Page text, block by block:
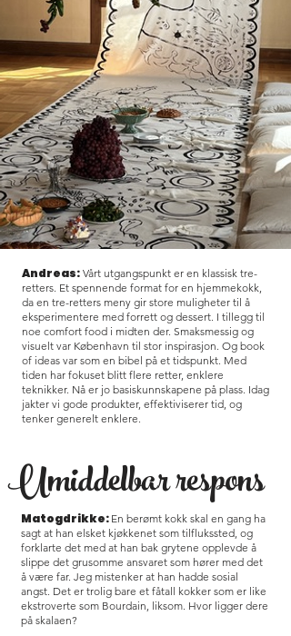
Andreas: Vårt utgangspunkt er en klassisk tre-
retters. Et spennende format for en hjemmekokk,
da en tre-retters meny gir store muligheter til å
eksperimentere med forrett og dessert. I tillegg til
noe comfort food i midten der. Smaksmessig og
visuelt var København til stor inspirasjon. Og book
of ideas var som en bibel på et tidspunkt. Med
tiden har fokuset blitt flere retter, enklere
teknikker. Nå er jo basiskunnskapene på plass. Idag
jakter vi gode produkter, effektiviserer tid, og
tenker generelt enklere.
Umiddelbar respons
Matogdrikke: En berømt kokk skal en gang ha
sagt at han elsket kjøkkenet som tilflukssted, og
forklarte det med at han bak grytene opplevde å
slippe det grusomme ansvaret som hører med det
å være far. Jeg mistenker at han hadde sosial
angst. Det er trolig bare et fåtall kokker som er like
ekstroverte som Bourdain, liksom. Hvor ligger dere
på skalaen?